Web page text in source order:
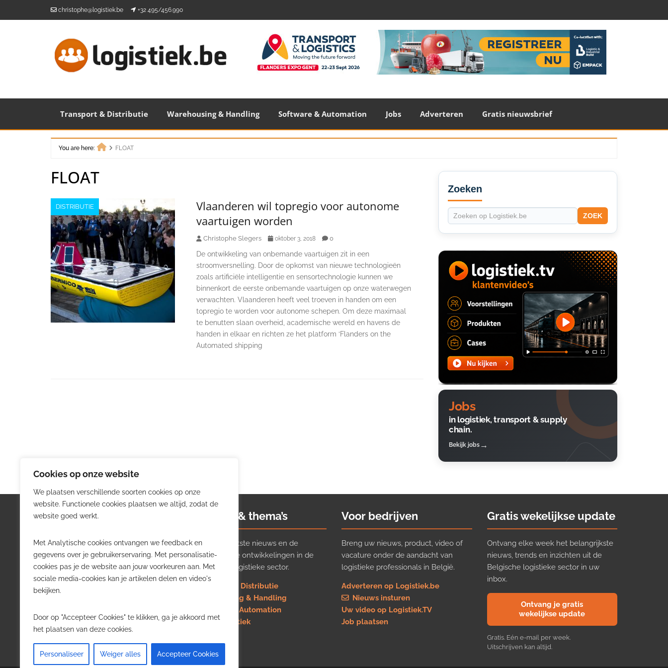
Cookies op onze website
We plaatsen verschillende soorten cookies op onze
website. Functionele cookies plaatsen we altijd, zodat de
website goed werkt.
Met Analytische cookies ontvangen we feedback en
gegevens over je gebruikerservaring. Met personalisatie-
cookies pas je de website aan jouw voorkeuren aan. Met
sociale media-cookies kan je artikelen delen en video's
bekijken.
Door op "Accepteer Cookies" te klikken, ga je akkoord met
het plaatsen van deze cookies.
Personaliseer Weiger alles Accepteer Cookies
christophe@logistiek.be +32 495/456.990
Transport & Distributie Warehousing & Handling Software & Automation Jobs Adverteren Gratis nieuwsbrief
You are here:
FLOAT
FLOAT
DISTRIBUTIE
Vlaanderen wil topregio voor autonome
vaartuigen worden
Christophe Slegers oktober 3, 2018 0
De ontwikkeling van onbemande vaartuigen zit in een
stroomversnelling. Door de opkomst van nieuwe technologieën
zoals artificiële intelligentie en sensortechnologie kunnen we
binnenkort de eerste onbemande vaartuigen op onze waterwegen
verwachten. Vlaanderen heeft veel troeven in handen om een
topregio te worden voor autonome schepen. Om deze maximaal
te benutten slaan overheid, academische wereld en havens de
handen in elkaar en richten ze het platform ‘Flanders on the
Automated shipping
Secondary
Sidebar
Zoeken
ZOEK
Jobs
in logistiek, transport & supply
chain.
Bekijk jobs
Logistiek.be
Logistiek.be brengt dagelijks nieuws,
trends en praktijkverhalen over
transport, warehousing, supply chain
en automatisering in België.
willen volgen.
Nieuws & thema’s
Volg het laatste nieuws en de
belangrijkste ontwikkelingen in de
Belgische logistieke sector.
Transport & Distributie
Warehousing & Handling
Software & Automation
Job in logistiek
Voor bedrijven
Breng uw nieuws, product, video of
vacature onder de aandacht van
logistieke professionals in België.
Adverteren op Logistiek.be
Nieuws insturen
Uw video op Logistiek.TV
Job plaatsen
Gratis wekelijkse update
Ontvang elke week het belangrijkste
nieuws, trends en inzichten uit de
Belgische logistieke sector in uw
inbox.
Ontvang je gratis
wekelijkse update
Gratis. Eén e-mail per week.
Uitschrijven kan altijd.